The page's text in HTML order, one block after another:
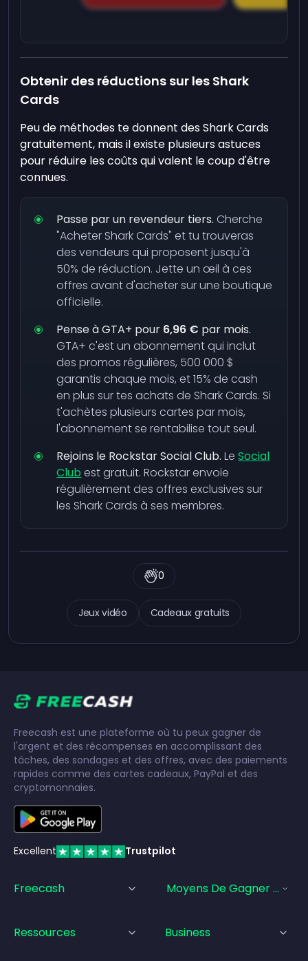
Obtenir des réductions sur les Shark
Cards
Peu de méthodes te donnent des Shark Cards
gratuitement, mais il existe plusieurs astuces
pour réduire les coûts qui valent le coup d'être
connues.
Passe par un revendeur tiers. Cherche
"Acheter Shark Cards" et tu trouveras
des vendeurs qui proposent jusqu'à
50% de réduction. Jette un œil à ces
offres avant d'acheter sur une boutique
officielle.
Pense à GTA+ pour 6,96 € par mois.
GTA+ c'est un abonnement qui inclut
des promos régulières, 500 000 $
garantis chaque mois, et 15% de cash
en plus sur tes achats de Shark Cards. Si
t'achètes plusieurs cartes par mois,
l'abonnement se rentabilise tout seul.
Rejoins le Rockstar Social Club. LeSocial
Club est gratuit. Rockstar envoie
régulièrement des offres exclusives sur
les Shark Cards à ses membres.
Jeux vidéo Cadeaux gratuits
0
Freecash est une plateforme où tu peux gagner de
l'argent et des récompenses en accomplissant des
tâches, des sondages et des offres, avec des paiements
rapides comme des cartes cadeaux, PayPal et des
cryptomonnaies.
Excellent Trustpilot
Freecash Moyens De Gagner De
Ressources Business